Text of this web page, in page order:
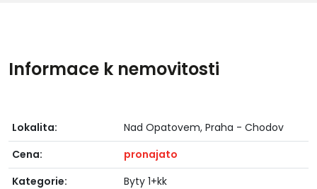
Informace k nemovitosti
Lokalita:
Nad Opatovem, Praha - Chodov
Cena:
pronajato
Kategorie:
Byty 1+kk